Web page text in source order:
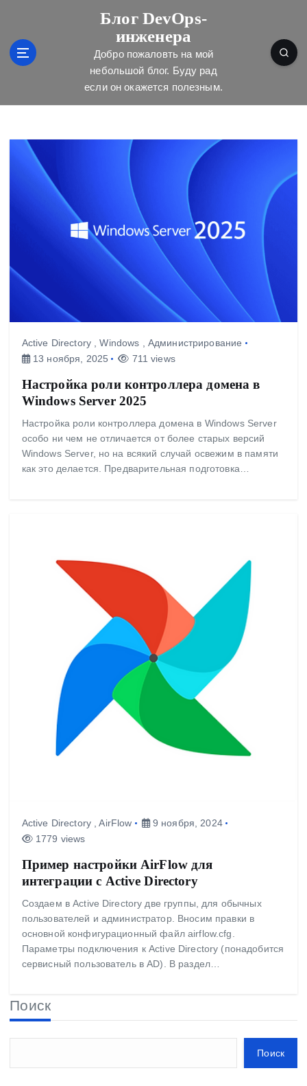
Блог DevOps-
инженера
Добро пожаловть на мой
небольшой блог. Буду рад
если он окажется полезным.
Active Directory,Windows
Администрирование
13 ноября, 2025
711 views
Настройка роли контроллера домена в
Windows Server 2025
Настройка роли контроллера домена в Windows Server
особо ни чем не отличается от более старых версий
Windows Server, но на всякий случай освежим в памяти
как это делается. Предварительная подготовка…
Active Directory,AirFlow
9 ноября, 2024
1779 views
Пример настройки AirFlow для
интеграции с Active Directory
Создаем в Active Directory две группы, для обычных
пользователей и администратор. Вносим правки в
основной конфигурационный файл airflow.cfg.
Параметры подключения к Active Directory (понадобится
сервисный пользователь в AD). В раздел…
Поиск
Поиск